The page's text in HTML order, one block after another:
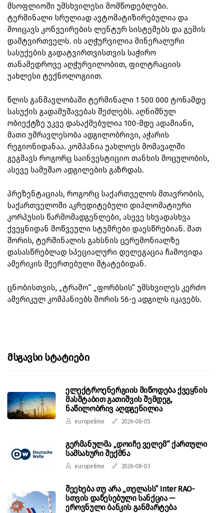
მსოფლიოში უმსხვილესი მომწოდებლები.
ტერმინალი სრულიად ავტომატიზირებულია და
მოიცავს კონვეირების ლენტურ სისტემებს და გემის
დამტვირთველს. ის აღჭურვილია მინერალური
სასუქების გადატვირთვისთვის საჭირო
თანამედროვე აღჭურვილობით, ფილტრაციის
უახლესი ტექნოლოგიით.
წლის განმავლობაში ტერმინალი 1 500 000 ტონამდე
სასუქის გადამუშავებას შეძლებს. აღნიშნულ
ობიექტზე უკვე დასაქმებულია 100-მდე ადამიანი,
მათი უმრავლესობა ადგილობრივი, აჭარის
რეგიონიდანაა. კომპანია უახლოეს მომავალში
გეგმავს როგორც საინვესტიციო თანხის მოცულობის,
ასევე სამუშაო ადგილების გაზრდას.
პრეზენტაციას, როგორც საქართველოს მთავრობის,
საქართველოში აკრედიტებული დიპლომატიური
კორპუსის წარმომადგენლები, ასევე სხვადასხვა
ქვეყნიდან მოწვეული სტუმრები დაესწრებიან. მათ
შორის, ტერმინალის გახსნის ცერემონიალზე
დასასწრებლად სპეციალური დელეგაცია ჩამოვიდა
ამერიკის შეერთებული შტატებიდან.
ცნობისთვის, „ტრამო“ „ფორბსის“ უმსხვილეს კერძო
ამერიკულ კომპანიებს შორის 56-ე ადგილს იკავებს.
Მსგავსი Სტატიები
ელექტროენერგიის მიწოდება ქვეყნის
მასშტაბით გათიშვის შემდეგ,
ნაწილობრივ აღდგენილია
europetime 2026-08-05
გერმანულმა „დოიჩე ველემ“ ქართული
სამსახური შექმნა
europetime 2026-08-03
შეეხება თუ არა „თელასს“ Inter RAO-
სთვის დაწესებული სანქცია —
ეროვნული ბანკის განმარტება